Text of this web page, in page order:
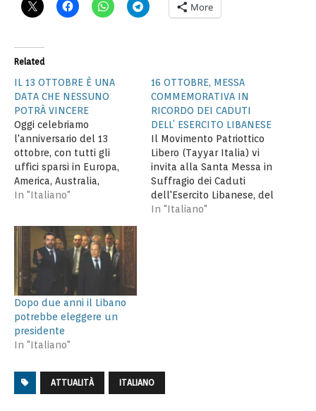
More
Related
IL 13 OTTOBRE È UNA
DATA CHE NESSUNO
POTRÀ VINCERE
Oggi celebriamo
l'anniversario del 13
ottobre, con tutti gli
uffici sparsi in Europa,
America, Australia,
Canada, e soprattutto
concittadini che stanno
riempiendo oggi le piazze
del Palazzo del Popolo a
BAABDA. Ci incontriamo
oggi nel ventiseiesimo
anniversario del 13
ottobre, questo…
In "Italiano"
16 OTTOBRE, MESSA
COMMEMORATIVA IN
RICORDO DEI CADUTI
DELL’ ESERCITO LIBANESE
Il Movimento Patriottico
Libero (Tayyar Italia) vi
invita alla Santa Messa in
Suffragio dei Caduti
dell'Esercito Libanese, del
13/10/1990, che verrà
In "Italiano"
Dopo due anni il Libano
potrebbe eleggere un
presidente
In "Italiano"
ATTUALITÀ ITALIANO